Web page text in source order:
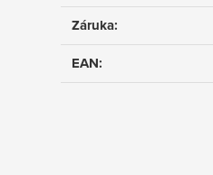
Záruka:
EAN: